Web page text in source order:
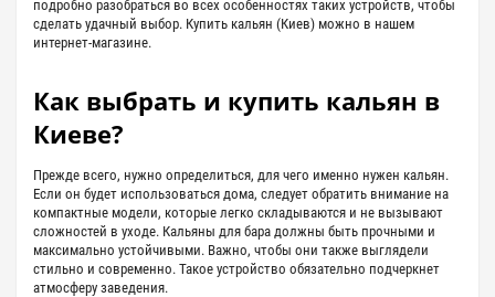
подробно разобраться во всех особенностях таких устройств, чтобы
сделать удачный выбор. Купить кальян (Киев) можно в нашем
интернет-магазине.
Как выбрать и купить кальян в
Киеве?
Прежде всего, нужно определиться, для чего именно нужен кальян.
Если он будет использоваться дома, следует обратить внимание на
компактные модели, которые легко складываются и не вызывают
сложностей в уходе. Кальяны для бара должны быть прочными и
максимально устойчивыми. Важно, чтобы они также выглядели
стильно и современно. Такое устройство обязательно подчеркнет
атмосферу заведения.